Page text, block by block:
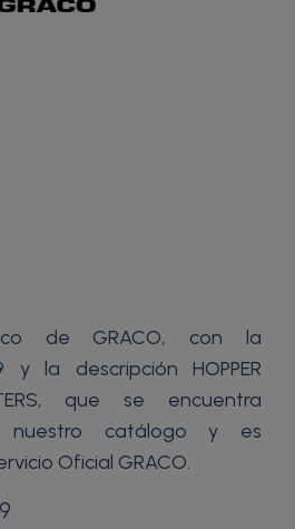
de GRACO, con la
y la descripción HOPPER
que se encuentra
nuestro catálogo y es
Oficial GRACO.